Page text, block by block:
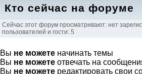
Кто сейчас на форуме
Сейчас этот форум просматривают: нет
пользователей и гости: 5
Вы не можете начинать темы
Вы не можете отвечать на
Вы не можете редактировать свои